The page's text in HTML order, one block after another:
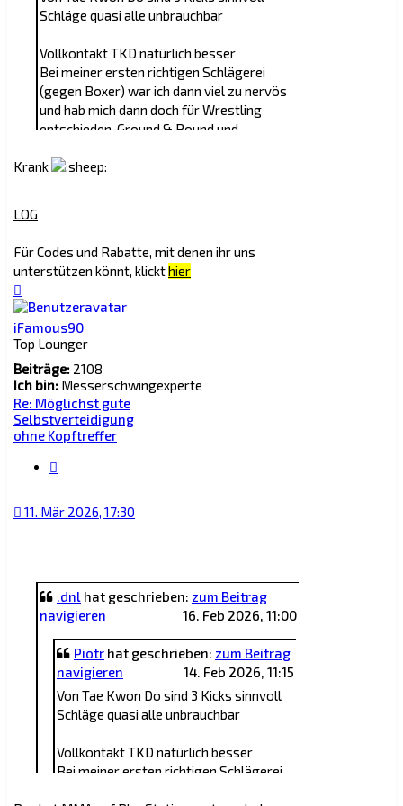
@BB.Adept
Ok ich merke schon. Nicht mein forum.
YT gucken. Bye.
Schläge quasi alle unbrauchbar
Vollkontakt TKD natürlich besser
Bei meiner ersten richtigen Schlägerei
(gegen Boxer) war ich dann viel zu nervös
und hab mich dann doch für Wrestling
entschieden, Ground & Pound und
Krank
LOG
Für Codes und Rabatte, mit denen ihr uns
unterstützen könnt, klickthier
oben
iFamous90
Top Lounger
Beiträge: 2108
Ich bin: Messerschwingexperte
Re: Möglichst gute
Selbstverteidigung
ohne Kopftreffer
11. Mär 2026, 17:30
.dnl hat geschrieben: zum Beitrag
navigieren
16. Feb 2026, 11:00
Piotr hat geschrieben: zum Beitrag
navigieren
14. Feb 2026, 11:15
Von Tae Kwon Do sind 3 Kicks sinnvoll
Schläge quasi alle unbrauchbar
Vollkontakt TKD natürlich besser
Bei meiner ersten richtigen Schlägerei